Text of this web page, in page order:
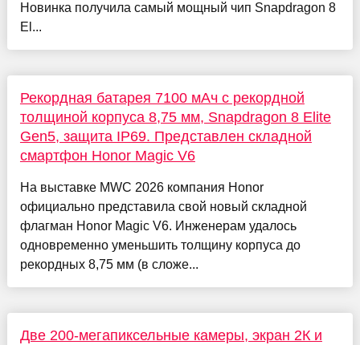
Новинка получила самый мощный чип Snapdragon 8
El...
Рекордная батарея 7100 мАч с рекордной
толщиной корпуса 8,75 мм, Snapdragon 8 Elite
Gen5, защита IP69. Представлен складной
смартфон Honor Magic V6
На выставке MWC 2026 компания Honor
официально представила свой новый складной
флагман Honor Magic V6. Инженерам удалось
одновременно уменьшить толщину корпуса до
рекордных 8,75 мм (в сложе...
Две 200-мегапиксельные камеры, экран 2К и